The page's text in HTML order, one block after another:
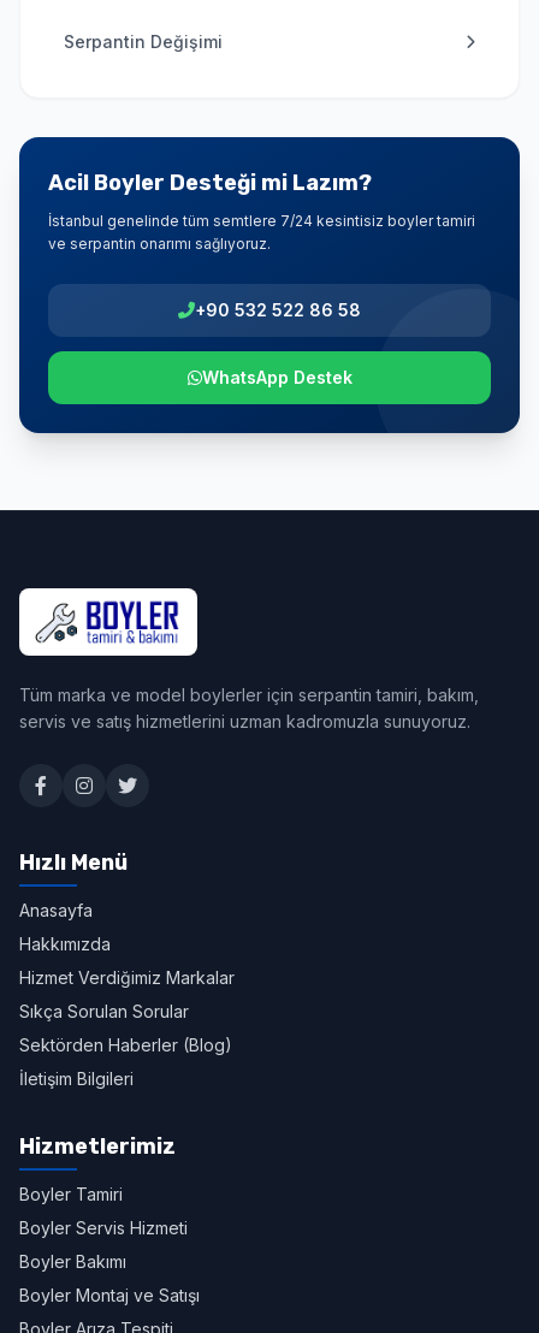
Serpantin Değişimi
Acil Boyler Desteği mi Lazım?
İstanbul genelinde tüm semtlere 7/24 kesintisiz boyler tamiri
ve serpantin onarımı sağlıyoruz.
+90 532 522 86 58
WhatsApp Destek
Tüm marka ve model boylerler için serpantin tamiri, bakım,
servis ve satış hizmetlerini uzman kadromuzla sunuyoruz.
Hızlı Menü
Anasayfa
Hakkımızda
Hizmet Verdiğimiz Markalar
Sıkça Sorulan Sorular
Sektörden Haberler (Blog)
İletişim Bilgileri
Hizmetlerimiz
Boyler Tamiri
Boyler Servis Hizmeti
Boyler Bakımı
Boyler Montaj ve Satışı
Boyler Arıza Tespiti